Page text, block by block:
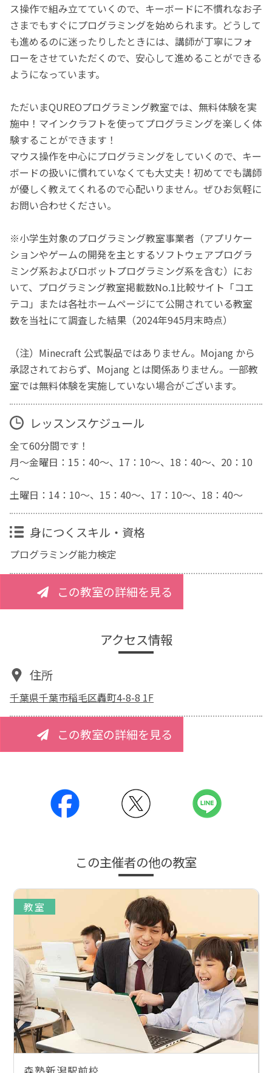
ス操作で組み立てていくので、キーボードに不慣れなお子
さまでもすぐにプログラミングを始められます。どうして
も進めるのに迷ったりしたときには、講師が丁寧にフォ
ローをさせていただくので、安心して進めることができる
ようになっています。
ただいまQUREOプログラミング教室では、無料体験を実
施中！マインクラフトを使ってプログラミングを楽しく体
験することができます！
マウス操作を中心にプログラミングをしていくので、キー
ボードの扱いに慣れていなくても大丈夫！初めてでも講師
が優しく教えてくれるので心配いりません。ぜひお気軽に
お問い合わせください。
※小学生対象のプログラミング教室事業者（アプリケー
ションやゲームの開発を主とするソフトウェアプログラ
ミング系およびロボットプログラミング系を含む）にお
いて、プログラミング教室掲載数No.1比較サイト「コエ
テコ」または各社ホームページにて公開されている教室
数を当社にて調査した結果（2024年945月末時点）
（注）Minecraft 公式製品ではありません。Mojang から
承認されておらず、Mojang とは関係ありません。一部教
室では無料体験を実施していない場合がございます。
レッスンスケジュール
全て60分間です！
月～金曜日：15：40～、17：10～、18：40～、20：10
～
土曜日：14：10～、15：40～、17：10～、18：40～
身につくスキル・資格
プログラミング能力検定
この教室の詳細を見る
アクセス情報
住所
千葉県千葉市稲毛区轟町4-8-8 1F
この教室の詳細を見る
この主催者の他の教室
教室